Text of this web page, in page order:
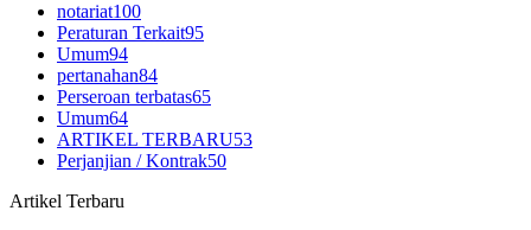
notariat100
Peraturan Terkait95
Umum94
pertanahan84
Perseroan terbatas65
Umum64
ARTIKEL TERBARU53
Perjanjian / Kontrak50
Artikel Terbaru